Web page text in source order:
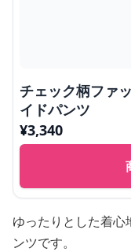
チェック柄ファ
イドパンツ
¥3,340
ゆったりとした着
ンツです。